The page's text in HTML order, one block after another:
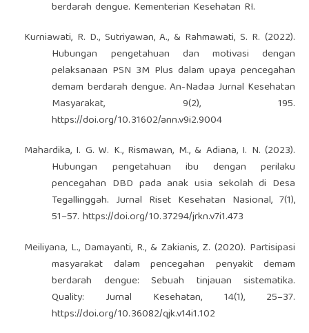
berdarah dengue. Kementerian Kesehatan RI.
Kurniawati, R. D., Sutriyawan, A., & Rahmawati, S. R. (2022).
Hubungan pengetahuan dan motivasi dengan
pelaksanaan PSN 3M Plus dalam upaya pencegahan
demam berdarah dengue. An-Nadaa Jurnal Kesehatan
Masyarakat, 9(2), 195.
https://doi.org/10.31602/ann.v9i2.9004
Mahardika, I. G. W. K., Rismawan, M., & Adiana, I. N. (2023).
Hubungan pengetahuan ibu dengan perilaku
pencegahan DBD pada anak usia sekolah di Desa
Tegallinggah. Jurnal Riset Kesehatan Nasional, 7(1),
51–57.https://doi.org/10.37294/jrkn.v7i1.473
Meiliyana, L., Damayanti, R., & Zakianis, Z. (2020). Partisipasi
masyarakat dalam pencegahan penyakit demam
berdarah dengue: Sebuah tinjauan sistematika.
Quality: Jurnal Kesehatan, 14(1), 25–37.
https://doi.org/10.36082/qjk.v14i1.102